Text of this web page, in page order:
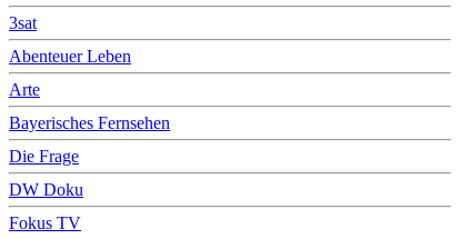
3sat
Abenteuer Leben
Arte
Bayerisches Fernsehen
Die Frage
DW Doku
Fokus TV